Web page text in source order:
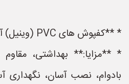
* **کفپوش های PVC (وینیل) آنتی باکتریال:**
* **مزایا:** بهداشتی، مقاوم
بادوام، نصب آسان،